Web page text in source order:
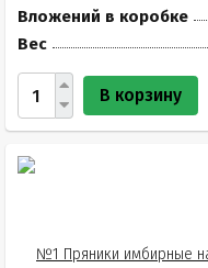
Вложений в коробке
Вес
В корзину